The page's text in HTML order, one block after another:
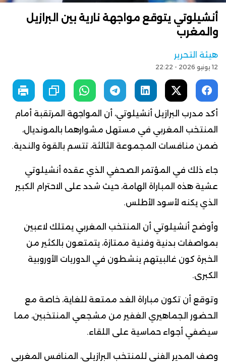
أنشيلوتي يتوقع مواجهة نارية بين البرازيل
والمغرب
هيئة التحرير
12 يونيو 2026 - 22:22
أكد مدرب البرازيل أنشيلوتي، أن المواجهة المرتقبة أمام
المنتخب المغربي في مستهل مشوارهما بالمونديال،
ضمن منافسات المجموعة الثالثة، تتسم بالقوة والندية.
جاء ذلك في المؤتمر الصحفي الذي عقده أنشيلوتي
عشية هذه المباراة الهامة، حيث شدد على الاحترام الكبير
الذي يكنه لأسود الأطلس.
وأوضح أنشيلوتي أن المنتخب المغربي يمتلك لاعبين
بمواصفات بدنية وفنية ممتازة، يتمتعون بالكثير من
الخبرة كون غالبيتهم ينشطون في الدوريات الأوروبية
الكبرى.
وتوقع أن تكون مباراة الغد ممتعة للغاية، خاصة مع
الحضور الجماهيري الغفير من مشجعي المنتخبين، مما
سيضفي أجواء حماسية على اللقاء.
وصف المدير الفني للمنتخب البرازيلي، المنافس المغربي